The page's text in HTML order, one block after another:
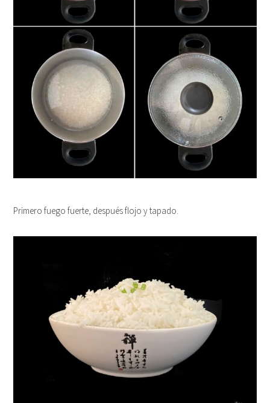
Primero fuego fuerte, después flojo y tapado.